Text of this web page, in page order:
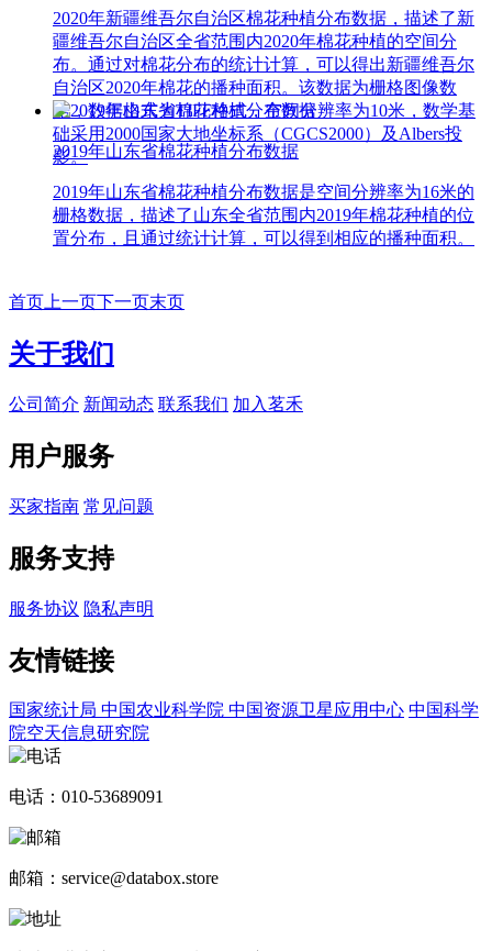
2020年新疆维吾尔自治区棉花种植分布数据，描述了新
疆维吾尔自治区全省范围内2020年棉花种植的空间分
布。通过对棉花分布的统计计算，可以得出新疆维吾尔
自治区2020年棉花的播种面积。该数据为栅格图像数
据，数据格式为TIFF格式，空间分辨率为10米，数学基
础采用2000国家大地坐标系（CGCS2000）及Albers投
影。
2019年山东省棉花种植分布数据
2019年山东省棉花种植分布数据是空间分辨率为16米的
栅格数据，描述了山东全省范围内2019年棉花种植的位
置分布，且通过统计计算，可以得到相应的播种面积。
首页 上一页下一页末页
关于我们
公司简介 新闻动态 联系我们 加入茗禾
用户服务
买家指南 常见问题
服务支持
服务协议 隐私声明
友情链接
国家统计局 中国农业科学院 中国资源卫星应用中心 中国科学
院空天信息研究院
电话：010-53689091
邮箱：service@databox.store